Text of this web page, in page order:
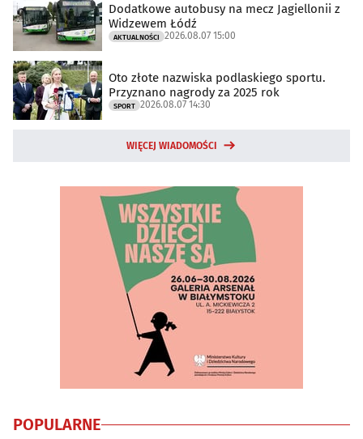
Dodatkowe autobusy na mecz Jagiellonii z
Widzewem Łódź
AKTUALNOŚCI 2026.08.07 15:00
Oto złote nazwiska podlaskiego sportu.
Przyznano nagrody za 2025 rok
SPORT 2026.08.07 14:30
WIĘCEJ WIADOMOŚCI
POPULARNE